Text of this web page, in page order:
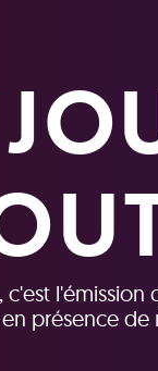
c'est
présence de